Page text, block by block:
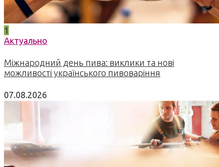
1
Актуально
Міжнародний день пива: виклики та нові
можливості українського пивоваріння
07.08.2026